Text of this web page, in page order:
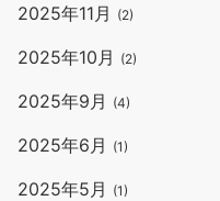
2025年11月 (2)
2025年10月 (2)
2025年9月 (4)
2025年6月 (1)
2025年5月 (1)